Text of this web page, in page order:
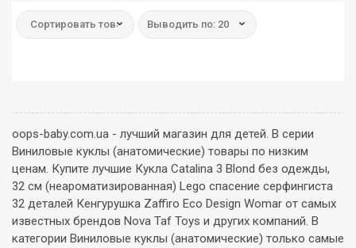
Сортировать товар: Выводить по: 20
oops-baby.com.ua - лучший магазин для детей. В серии
Виниловые куклы (анатомические) товары по низким
ценам. Купите лучшие Кукла Catalina 3 Blond без одежды,
32 см (неароматизированная) Lego спасение серфингиста
32 деталей Кенгурушка Zaffiro Eco Design Womar от самых
известных брендов Nova Taf Toys и других компаний. В
категории Виниловые куклы (анатомические) только самые